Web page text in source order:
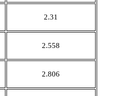
2.31
2.558
2.806